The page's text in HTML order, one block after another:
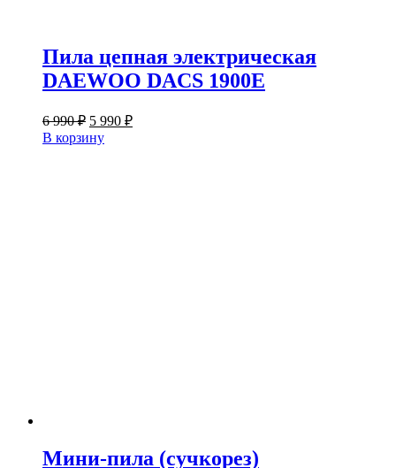
Пила цепная электрическая
DAEWOO DACS 1900E
6 990₽ Первоначальная
цена
составляла
5 990 ₽Текущая
В корзину
Мини-пила (сучкорез)